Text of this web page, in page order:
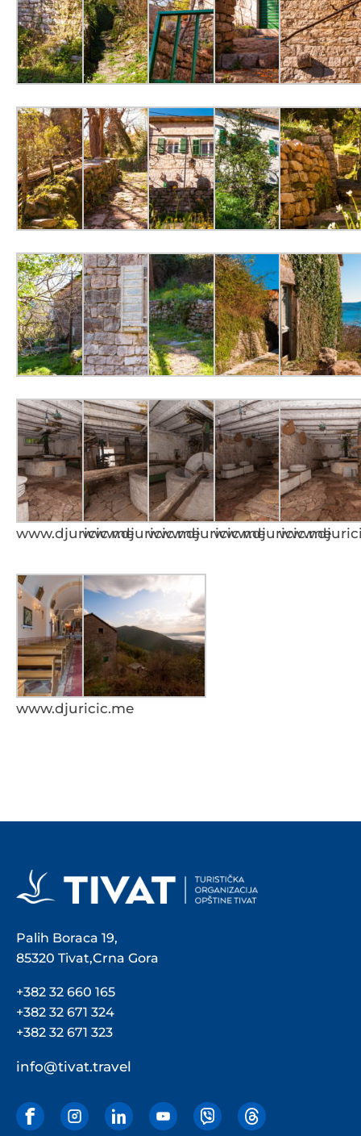
www.djuricic.mewww.djuricic.mewww.djuricic.mewww.djuricic.me
www.djuricic.me
Palih Boraca 19,
85320 Tivat,Crna Gora
+382 32 660 165
+382 32 671 324
+382 32 671 323
info@tivat.travel